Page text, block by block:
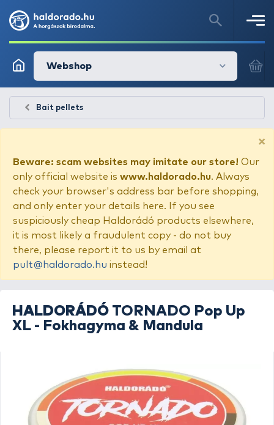
Webshop
Bait pellets
×
Beware: scam websites may imitate our store! Our
only official website is www.haldorado.hu. Always
check your browser's address bar before shopping,
and only enter your details here. If you see
suspiciously cheap Haldorádó products elsewhere,
it is most likely a fraudulent copy - do not buy
there, please report it to us by email at
pult@haldorado.hu instead!
HALDORÁDÓ TORNADO Pop Up
XL - Fokhagyma & Mandula